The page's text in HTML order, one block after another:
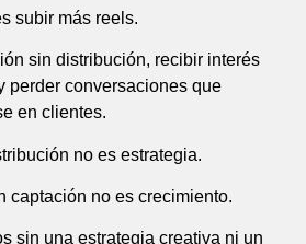
subir más reels.
sin distribución, recibir interés
perder conversaciones que
en clientes.
no es estrategia.
captación no es crecimiento.
sin una estrategia creativa ni un